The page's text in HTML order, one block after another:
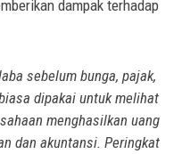
dampak terhadap
sebelum bunga, pajak,
dipakai untuk melihat
menghasilkan uang
dan akuntansi. Peringkat